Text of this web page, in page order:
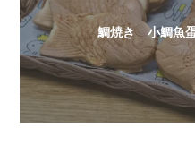
鯛焼き 小鯛魚